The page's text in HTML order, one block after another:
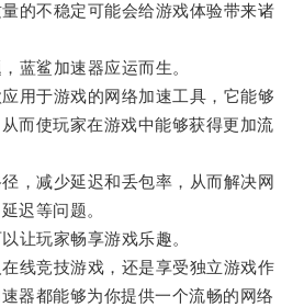
不稳定可能会给游戏体验带来诸
鲨加速器应运而生。
于游戏的网络加速工具，它能够
而使玩家在游戏中能够获得更加流
减少延迟和丢包率，从而解决网
迟等问题。
玩家畅享游戏乐趣。
竞技游戏，还是享受独立游戏作
器都能够为你提供一个流畅的网络